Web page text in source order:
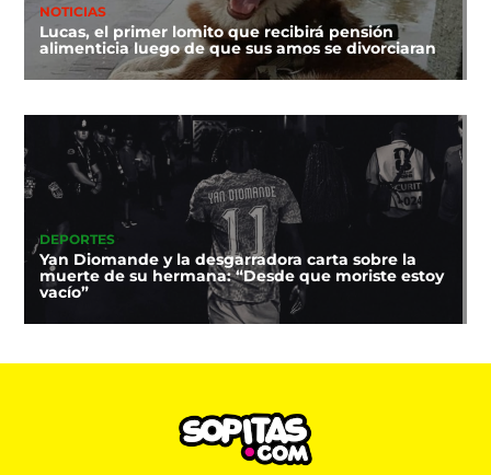
NOTICIAS
Lucas, el primer lomito que recibirá pensión
alimenticia luego de que sus amos se divorciaran
DEPORTES
Yan Diomande y la desgarradora carta sobre la
muerte de su hermana: “Desde que moriste estoy
vacío”